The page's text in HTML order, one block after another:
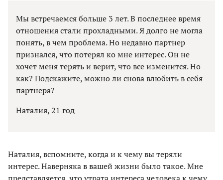
Мы встречаемся больше 3 лет. В последнее время
отношения стали прохладными. Я долго не могла
понять, в чем проблема. Но недавно партнер
признался, что потерял ко мне интерес. Он не
хочет меня терять и верит, что все изменится. Но
как? Подскажите, можно ли снова влюбить в себя
партнера?
Наталия, 21 год
Наталия, вспомните, когда и к чему вы теряли
интерес. Наверняка в вашей жизни было такое. Мне